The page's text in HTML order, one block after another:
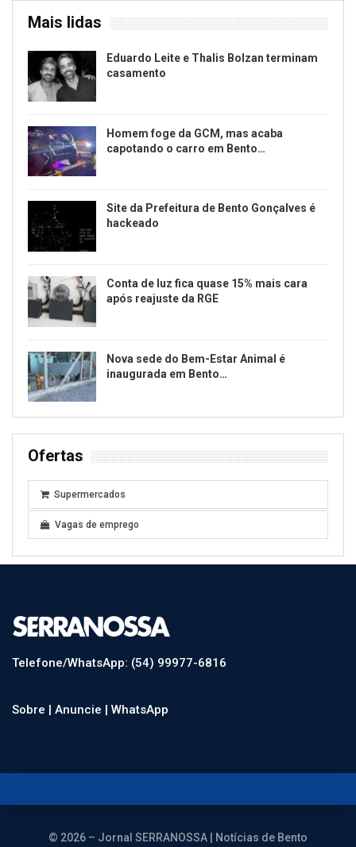
Mais lidas
Eduardo Leite e Thalis Bolzan terminam
casamento
Homem foge da GCM, mas acaba
capotando o carro em Bento…
Site da Prefeitura de Bento Gonçalves é
hackeado
Conta de luz fica quase 15% mais cara
após reajuste da RGE
Nova sede do Bem-Estar Animal é
inaugurada em Bento…
Ofertas
Supermercados
Vagas de emprego
Telefone/WhatsApp: (54) 99977-6816
Sobre | Anuncie | WhatsApp
© 2026 – Jornal SERRANOSSA | Notícias de Bento